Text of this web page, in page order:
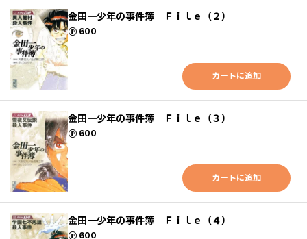
金田一少年の事件簿 Ｆｉｌｅ（２）
600
ポイント
カートに追加
金田一少年の事件簿 Ｆｉｌｅ（３）
600
ポイント
カートに追加
金田一少年の事件簿 Ｆｉｌｅ（４）
600
ポイント